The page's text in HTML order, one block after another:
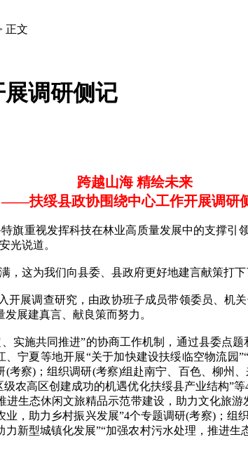
正文
调研侧记
跨越山海 精绘未来
——扶绥县政协围绕中心工作开展调研
重视发挥科技在林业高质量发展中的支撑引
光说道。
为我们向县委、县政府更好地建言献策打下
调查研究，由政协班子成员带领委员、机
展建真言、献良策而努力。
施共同推进”的协商工作机制，通过县委点
宁夏等地开展“关于加快建设扶绥临空物流园
考察)；组织调研(考察)组赴南宁、百色、柳州
农高区创建成功的机遇优化扶绥县产业结构”
生态休闲文旅精品示范带建设，助力文化旅
，助力乡村振兴发展”4个专题调研(考察)；
新型城镇化发展”“加强农村污水处理，推进